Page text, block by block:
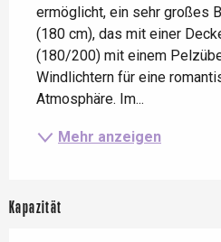
ermöglicht, ein sehr großes
(180 cm), das mit einer
(180/200) mit einem
Windlichtern für eine
Atmosphäre. Im...
Mehr anzeigen
Kapazität